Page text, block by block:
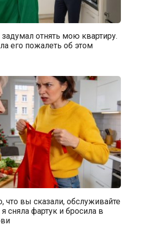
отнять мою квартиру.
его пожалеть об этом
что вы сказали, обслуживайте
сняла фартук и бросила в